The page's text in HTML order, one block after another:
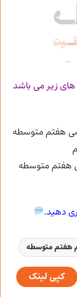
های زیر می باشد
هفتم متوسطه
هفتم متوسطه
دهید.
هفتم متوسطه
کپی لینک